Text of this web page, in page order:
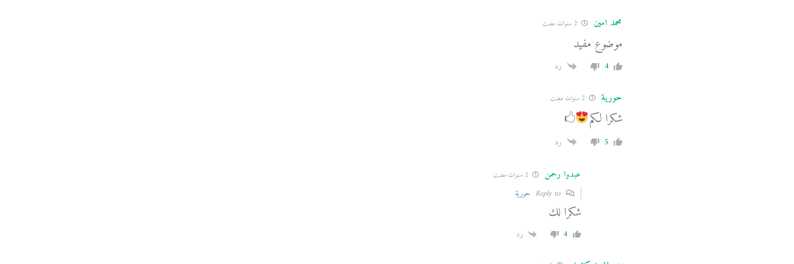
محمد امين
موضوع مفيد
4 رد
حورية
شكرا لكم 🖒
5 رد
عبدوا رحمن
Reply to حورية
شكرا لك
4 رد